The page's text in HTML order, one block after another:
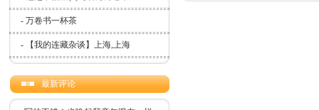
- 万卷书一杯茶
- 【我的连藏杂谈】上海,上海
最新评论